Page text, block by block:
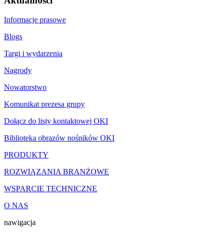
Informacje prasowe
Blogs
Targi i wydarzenia
Nagrody
Nowatorstwo
Komunikat prezesa grupy
Dołącz do listy kontaktowej OKI
Biblioteka obrazów nośników OKI
PRODUKTY
ROZWIĄZANIA BRANŻOWE
WSPARCIE TECHNICZNE
O NAS
nawigacja